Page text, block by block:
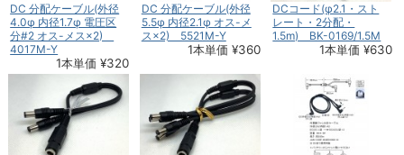
DC 分配ケーブル(外径
4.0φ 内径1.7φ 電圧区
分#2 オス-メス×2)
4017M-Y
1本単価 ¥320
DC 分配ケーブル(外径
5.5φ 内径2.1φ オス-メ
ス×2) 5521M-Y
1本単価 ¥360
DCコード(φ2.1・スト
レート・2分配・
1.5m) BK-0169/1.5M
1本単価 ¥630